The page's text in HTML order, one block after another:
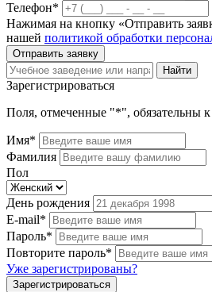
Телефон*
Нажимая на кнопку «Отправить
нашей политикой обработки
Отправить заявку
Найти
Зарегистрироваться
Поля, отмеченные "*", обязательны
Имя*
Фамилия
Пол
День рождения
E-mail*
Пароль*
Повторите пароль*
Уже зарегистрированы?
Зарегистрироваться